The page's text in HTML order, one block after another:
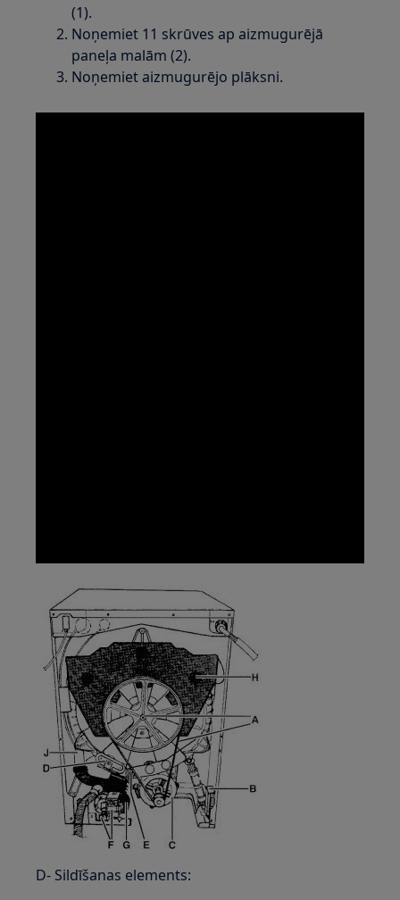
(1).
Noņemiet 11 skrūves ap aizmugurējā
paneļa malām (2).
Noņemiet aizmugurējo plāksni.
D- Sildīšanas elements: